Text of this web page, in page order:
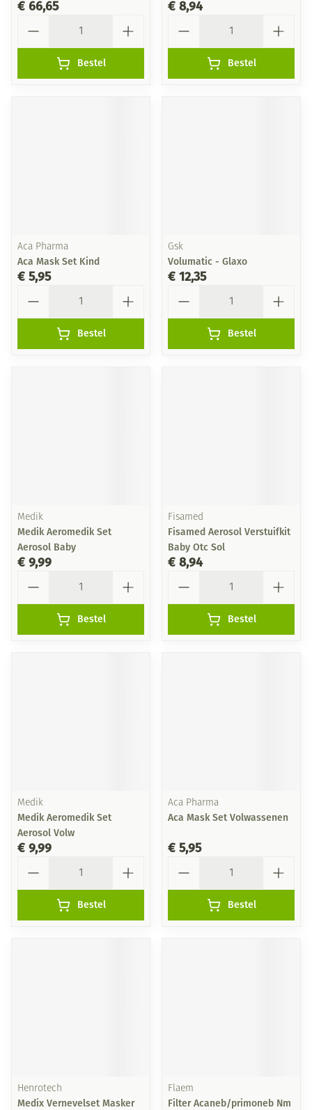
€ 66,65
Bestel
€ 8,94
Bestel
Aca Pharma
Aca Mask Set Kind
€ 5,95
Bestel
Gsk
Volumatic - Glaxo
€ 12,35
Bestel
Medik
Medik Aeromedik Set
Aerosol Baby
€ 9,99
Bestel
Fisamed
Fisamed Aerosol Verstuifkit
Baby Otc Sol
€ 8,94
Bestel
Medik
Medik Aeromedik Set
Aerosol Volw
€ 9,99
Bestel
Aca Pharma
Aca Mask Set Volwassenen
€ 5,95
Bestel
Henrotech
Medix Vernevelset Masker
Flaem
Filter Acaneb/primoneb Nm